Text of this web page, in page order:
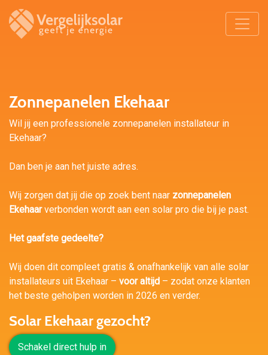
Zonnepanelen Ekehaar
Wil jij een professionele zonnepanelen installateur in
Ekehaar?
Dan ben je aan het juiste adres.
Wij zorgen dat jij die op zoek bent naar zonnepanelen
Ekehaarverbonden wordt aan een solar pro die bij je past.
Het gaafste gedeelte?
Wij doen dit compleet gratis & onafhankelijk van alle solar
installateurs uit Ekehaar – voor altijd – zodat onze klanten
het beste geholpen worden in 2026 en verder.
Solar Ekehaar gezocht?
Schakel direct hulp in